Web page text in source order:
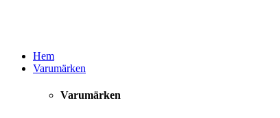
Hem
Varumärken
Varumärken